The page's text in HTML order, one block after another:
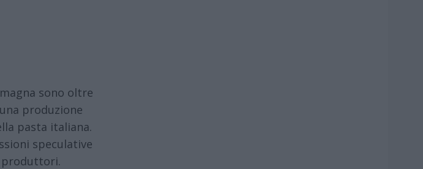
sono oltre
produzione
pasta italiana.
speculative
produttori.